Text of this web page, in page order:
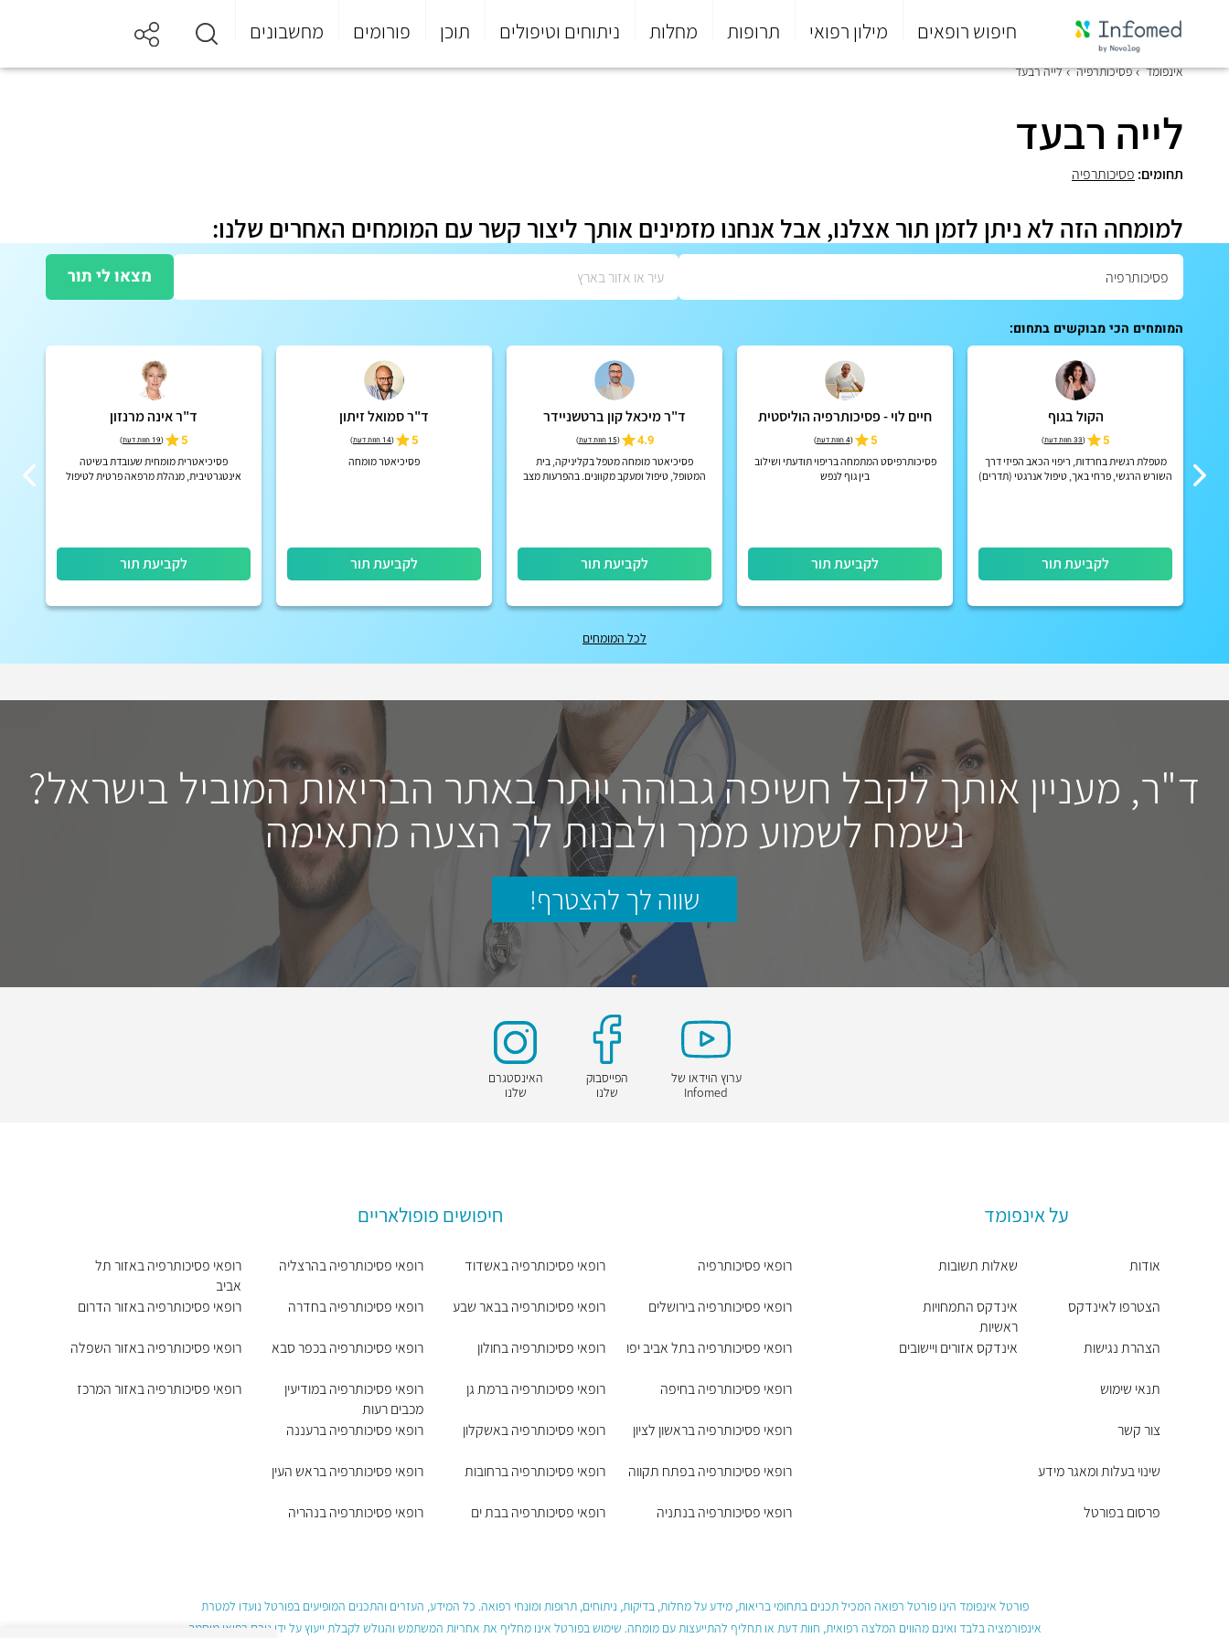
חיפוש רופאים מילון רפואי תרופות מחלות ניתוחים וטיפולים תוכן פורומים מחשבונים
סוף
אינפומד פסיכותרפיה לייה רבעד
לייה רבעד
תחומים: פסיכותרפיה
למומחה הזה לא ניתן לזמן תור אצלנו, אבל אנחנו מזמינים אותך ליצור קשר עם המומחים האחרים שלנו:
מצאו לי תור
המומחים הכי מבוקשים בתחום:
הקול בגוף
5
(33 חוות דעת )
מטפלת רגשית בחרדות, ריפוי הכאב הפיזי דרך
השורש הרגשי, פרחי באך, טיפול אנרגטי (תדרים)
לקביעת תור
חיים לוי - פסיכותרפיה הוליסטית
5
(4 חוות דעת )
פסיכותרפיסט המתמחה בריפוי תודעתי ושילוב
בין גוף לנפש
לקביעת תור
ד"ר מיכאל קון ברטשניידר
4.9
(15 חוות דעת )
פסיכיאטר מומחה מטפל בקליניקה, בית
המטופל, טיפול ומעקב מקוונים. בהפרעות מצב
לקביעת תור
ד"ר סמואל זיתון
5
(14 חוות דעת )
פסיכיאטר מומחה
לקביעת תור
ד"ר אינה מרנזון
5
(19 חוות דעת )
פסיכיאטרית מומחית שעובדת בשיטה
אינטגרטיבית, מנהלת מרפאה פרטית לטיפול
לקביעת תור
לכל המומחים
ד"ר, מעניין אותך לקבל חשיפה גבוהה יותר באתר הבריאות המוביל בישראל?
נשמח לשמוע ממך ולבנות לך הצעה מתאימה
שווה לך להצטרף!
ערוץ הוידאו של
Infomed
הפייסבוק
שלנו
האינסטגרם
שלנו
על אינפומד
אודות
הצטרפו לאינדקס
הצהרת נגישות
תנאי שימוש
צור קשר
שינוי בעלות ומאגר מידע
פרסום בפורטל
שאלות תשובות
אינדקס התמחויות
ראשיות
אינדקס אזורים ויישובים
חיפושים פופולאריים
רופאי פסיכותרפיה
רופאי פסיכותרפיה בירושלים
רופאי פסיכותרפיה בתל אביב יפו
רופאי פסיכותרפיה בחיפה
רופאי פסיכותרפיה בראשון לציון
רופאי פסיכותרפיה בפתח תקווה
רופאי פסיכותרפיה בנתניה
רופאי פסיכותרפיה באשדוד
רופאי פסיכותרפיה בבאר שבע
רופאי פסיכותרפיה בחולון
רופאי פסיכותרפיה ברמת גן
רופאי פסיכותרפיה באשקלון
רופאי פסיכותרפיה ברחובות
רופאי פסיכותרפיה בבת ים
רופאי פסיכותרפיה בהרצליה
רופאי פסיכותרפיה בחדרה
רופאי פסיכותרפיה בכפר סבא
רופאי פסיכותרפיה במודיעין
מכבים רעות
רופאי פסיכותרפיה ברעננה
רופאי פסיכותרפיה בראש העין
רופאי פסיכותרפיה בנהריה
רופאי פסיכותרפיה באזור תל
אביב
רופאי פסיכותרפיה באזור הדרום
רופאי פסיכותרפיה באזור השפלה
רופאי פסיכותרפיה באזור המרכז
פורטל אינפומד הינו פורטל רפואה המכיל תכנים בתחומי בריאות, מידע על מחלות, בדיקות, ניתוחים, תרופות ומונחי רפואה. כל המידע, העזרים והתכנים המופיעים בפורטל נועדו למטרת
אינפורמציה בלבד ואינם מהווים המלצה רפואית, חוות דעת או תחליף להתייעצות עם מומחה. שימוש בפורטל אינו מחליף את אחריות המשתמש והגולש לקבלת ייעוץ על ידי גורם רפואי מוסמך